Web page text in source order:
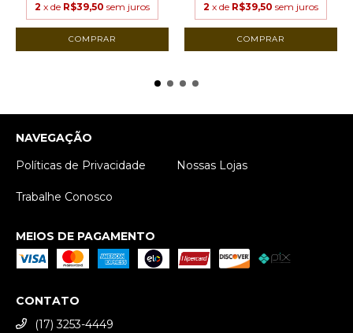
2 x de R$39,50 sem juros 2 x de R$39,50 sem juros
NAVEGAÇÃO
Políticas de Privacidade
Nossas Lojas
Trabalhe Conosco
MEIOS DE PAGAMENTO
CONTATO
(17) 3253-4449